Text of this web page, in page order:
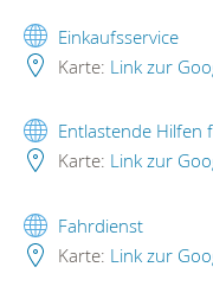
Einkaufsservice
Karte: Link zur
Entlastende Hilfen
Karte: Link zur
Fahrdienst
Karte: Link zur